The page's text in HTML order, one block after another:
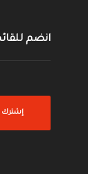
انضم
إشترك